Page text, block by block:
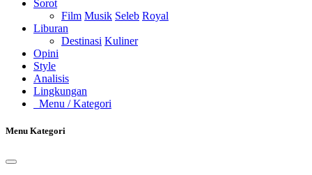
Sorot
Film Musik Seleb Royal
Liburan
Destinasi Kuliner
Opini
Style
Analisis
Lingkungan
Menu / Kategori
Menu Kategori